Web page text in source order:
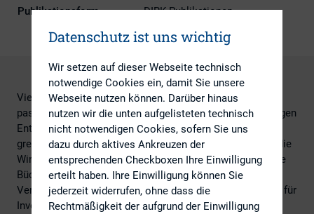
Publikationsform
DIRK-Publikationen
Viele wirtschaftliche und auch alltägliche Handlungen
passen nicht zum vollkommen rationalen und eigennützigen
Entscheider aus dem Lehrbuch. Die Verhaltensökonomik
greift dies auf und integriert psychologische Aspekte in die
Wirtschaftswissenschaften. Doch wo Investoren auf volle
Bücherwände zurückgreifen können, stehen IR-
Verantwortliche vor leeren Regalen. Schlicht kein Thema für
Investor Relations?
Datenschutz ist uns wichtig
Wir setzen auf dieser Webseite technisch
notwendige Cookies ein, damit Sie unsere
Webseite nutzen können. Darüber hinaus
nutzen wir die unten aufgelisteten technisch
nicht notwendigen Cookies, sofern Sie uns
dazu durch aktives Ankreuzen der
entsprechenden Checkboxen Ihre Einwilligung
erteilt haben. Ihre Einwilligung können Sie
jederzeit widerrufen, ohne dass die
Rechtmäßigkeit der aufgrund der Einwilligung